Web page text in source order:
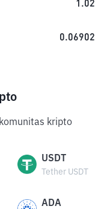
1.02
0.06902
kripto
USDT
Tether USDT
ADA